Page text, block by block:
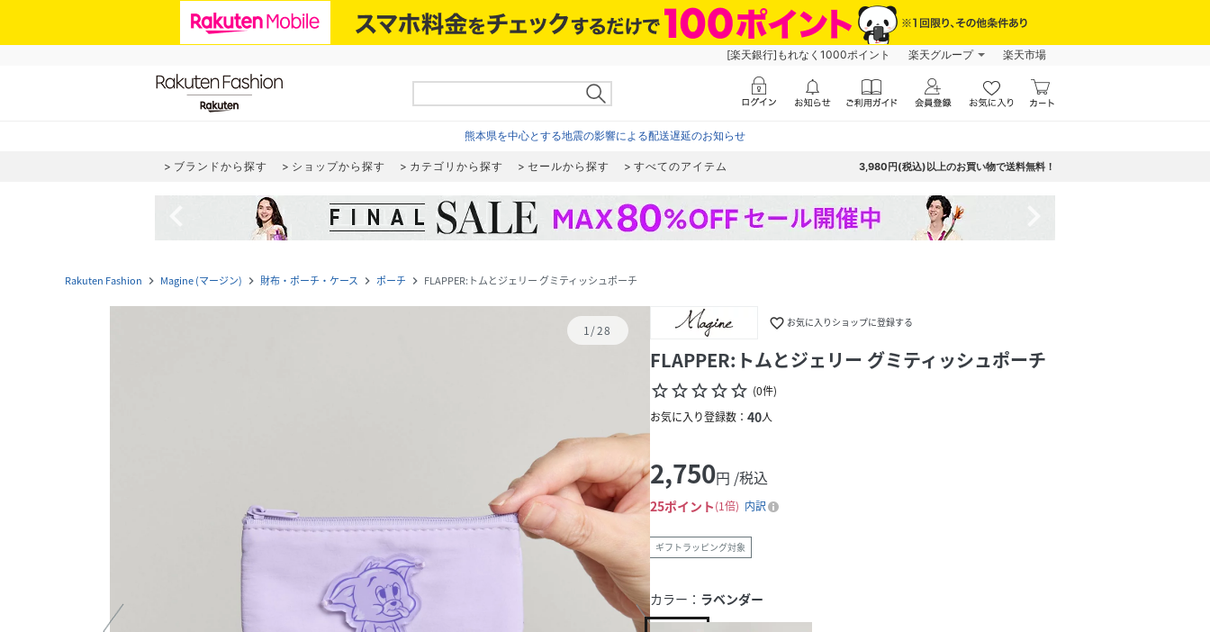
[楽天銀行]もれなく1000ポイント 楽天グループ 楽天市場
熊本県を中心とする地震の影響による配送遅延のお知らせ
ブランドから探す ショップから探す カテゴリから探す セールから探す すべてのアイテム 3,980円(税込)以上のお買い物で送料無料！
Rakuten Fashion navigate_next Magine (マージン) navigate_next 財布・ポーチ・ケース navigate_next ポーチ navigate_next FLAPPER:トムとジェリー グミティッシュポーチ
1/28 favorite_border お気に入りショップに登録する
FLAPPER:トムとジェリー グミティッシュポーチ
star_borderstar_borderstar_borderstar_borderstar_border (0件)
お気に入り登録数： 40人
2,750円 /税込
25ポイント 1倍 内訳
ギフトラッピング対象
カラー： ラベンダー